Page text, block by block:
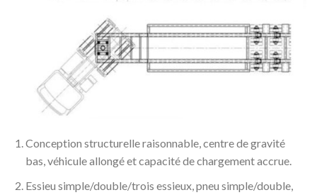
Conception structurelle raisonnable, centre de gravité
bas, véhicule allongé et capacité de chargement accrue.
Essieu simple/double/trois essieux, pneu simple/double,